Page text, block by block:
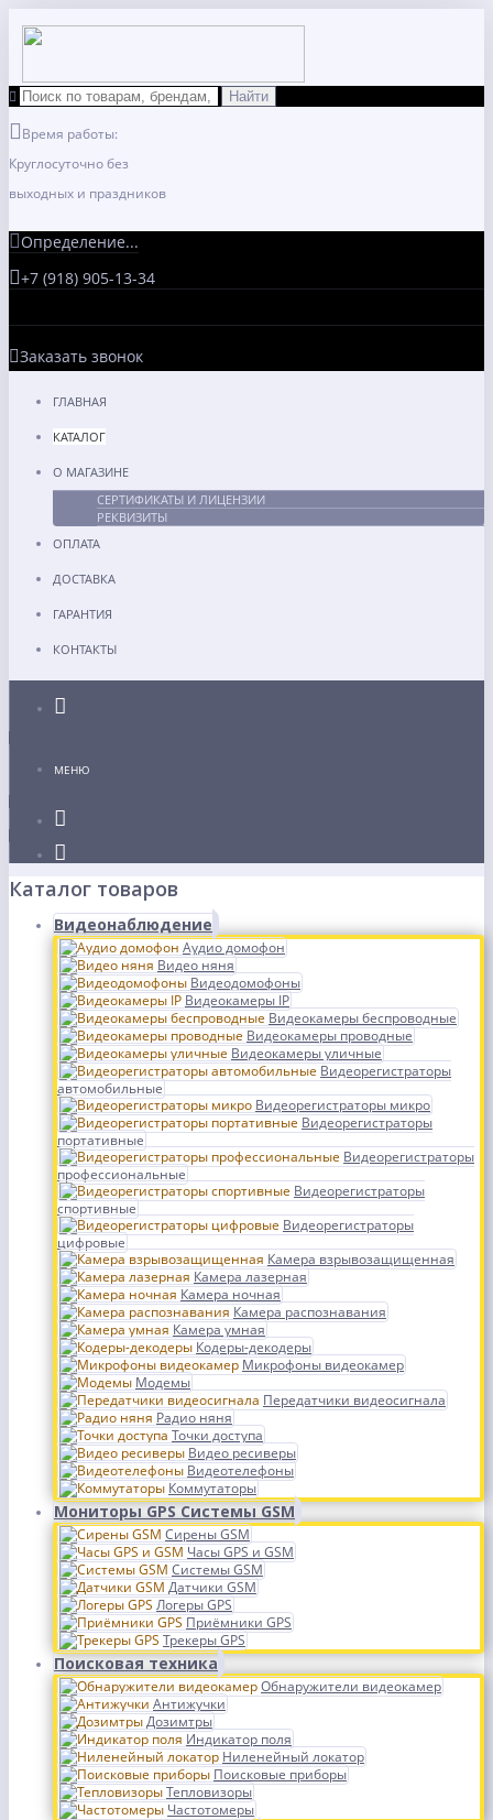
Время работы:
Круглосуточно без
выходных и праздников
Определение...
+7 (918) 905-13-34
Заказать звонок
ГЛАВНАЯ
КАТАЛОГ
О МАГАЗИНЕ
СЕРТИФИКАТЫ И ЛИЦЕНЗИИ
РЕКВИЗИТЫ
ОПЛАТА
ДОСТАВКА
ГАРАНТИЯ
КОНТАКТЫ
МЕНЮ
Каталог товаров
Видеонаблюдение
Аудио домофон
Видео няня
Видеодомофоны
Видеокамеры IP
Видеокамеры беспроводные
Видеокамеры проводные
Видеокамеры уличные
Видеорегистраторы
автомобильные
Видеорегистраторы микро
Видеорегистраторы
портативные
Видеорегистраторы
профессиональные
Видеорегистраторы
спортивные
Видеорегистраторы
цифровые
Камера взрывозащищенная
Камера лазерная
Камера ночная
Камера распознавания
Камера умная
Кодеры-декодеры
Микрофоны видеокамер
Модемы
Передатчики видеосигнала
Радио няня
Точки доступа
Видео ресиверы
Видеотелефоны
Коммутаторы
Мониторы GPS Системы GSM
Сирены GSM
Часы GPS и GSM
Системы GSM
Датчики GSM
Логеры GPS
Приёмники GPS
Трекеры GPS
Поисковая техника
Обнаружители видеокамер
Антижучки
Дозимтры
Индикатор поля
Ниленейный локатор
Поисковые приборы
Тепловизоры
Частотомеры